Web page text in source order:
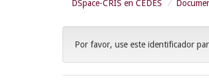
DSpace-CRIS en CEDES
Por favor, use este identificador